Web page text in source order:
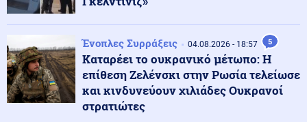
Φωτιά σε χωματερή στην Κεφαλονιά - Ισχυρές
δυνάμεις στο σημείο
Τεχνολογία 06.08.2026 - 10:06
Ντέμης Χασάμπης: Η πορεία του Ελληνοκύπριου που
βρέθηκε στην κορυφή της Τεχνητής Νοημοσύνης
Ένοπλες Συρράξεις 04.08.2026 - 18:57 5
Καταρέει το ουκρανικό μέτωπο: Η
επίθεση Ζελένσκι στην Ρωσία τελείωσε
και κινδυνεύουν χιλιάδες Ουκρανοί
στρατιώτες